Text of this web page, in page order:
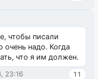
чтобы писали
очень надо. Когда
что я им должен.
23:16 11